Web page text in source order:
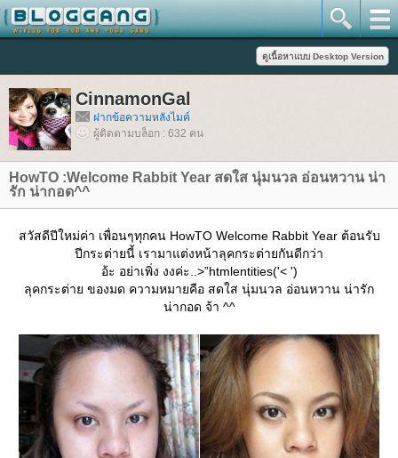
CinnamonGal
ฝากข้อความหลังไมค์
ผู้ติดตามบล็อก : 632 คน
HowTO :Welcome Rabbit Year สดใส นุ่มนวล อ่อนหวาน น่า
รัก น่ากอด^^
สวัสดีปีใหม่ค่า เพื่อนๆทุกคน HowTO Welcome Rabbit Year ต้อนรับ
ปีกระต่ายนี้ เรามาแต่งหน้าลุคกระต่ายกันดีกว่า
อ้ะ อย่าเพิ่ง งงค่ะ..>”htmlentities('< ')
ลุคกระต่าย ของมด ความหมายคือ สดใส นุ่มนวล อ่อนหวาน น่ารัก
น่ากอด จ้า ^^